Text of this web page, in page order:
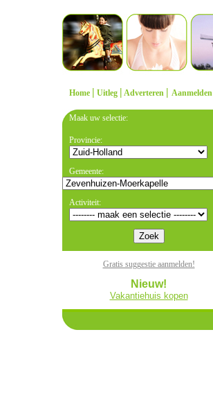
Home | Uitleg | Adverteren | Aanmelden
Maak uw selectie:
Provincie:
Gemeente:
Activiteit:
Gratis suggestie aanmelden!
Nieuw!
Vakantiehuis kopen